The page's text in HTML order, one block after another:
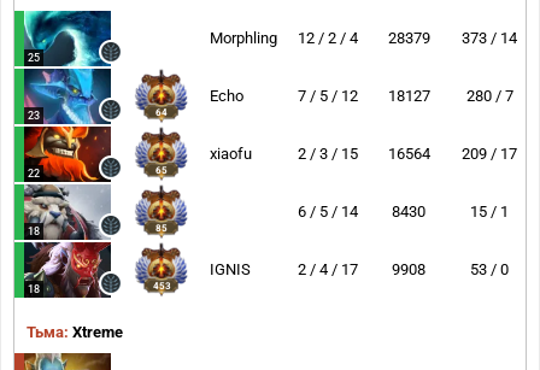
25
Morphling 12 / 2 / 4 28379 373 / 14
23 64
Echo 7 / 5 / 12 18127 280 / 7
22 65
xiaofu 2 / 3 / 15 16564 209 / 17
18 85
6 / 5 / 14 8430 15 / 1
18 453
IGNIS 2 / 4 / 17 9908 53 / 0
Тьма: Xtreme